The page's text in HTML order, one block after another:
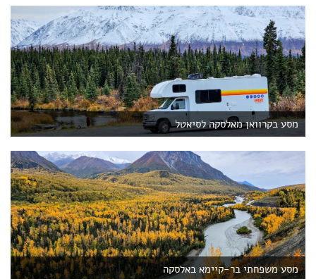
מסע בקרוואן מאלסקה לסיאטל
מסע משפחתי בר-קיימא באלסקה